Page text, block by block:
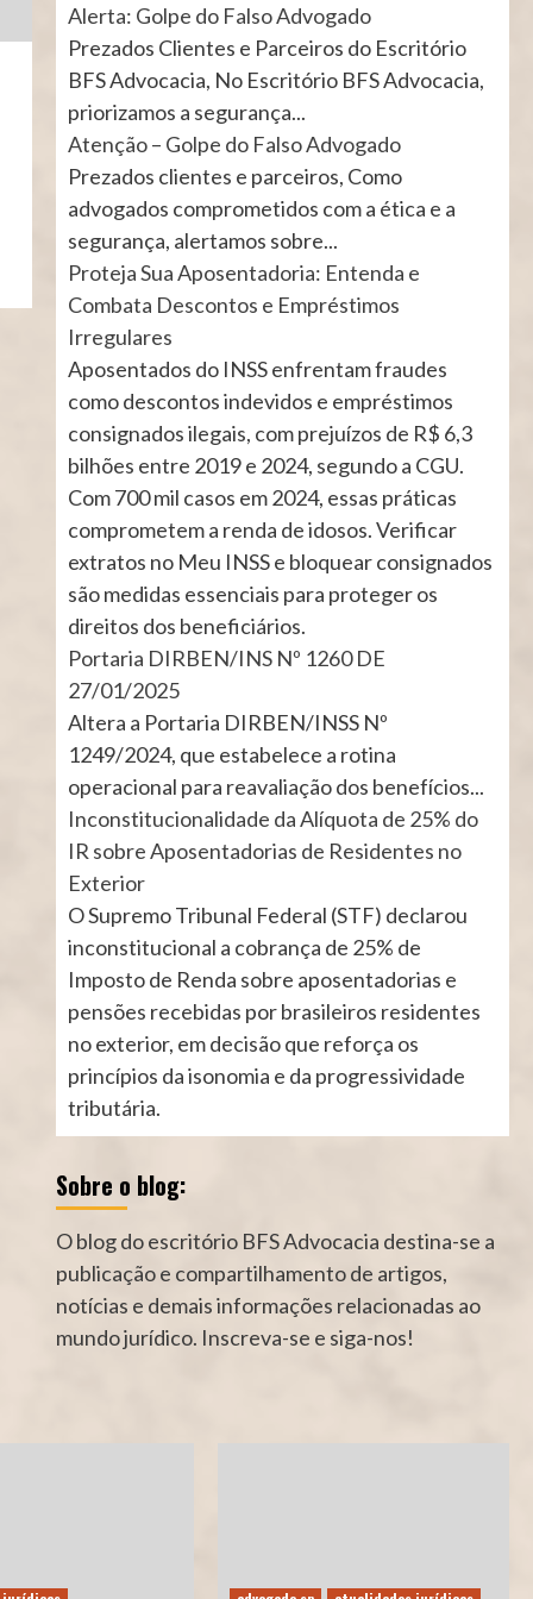
Alerta: Golpe do Falso Advogado
Prezados Clientes e Parceiros do Escritório
BFS Advocacia, No Escritório BFS Advocacia,
priorizamos a segurança...
Atenção – Golpe do Falso Advogado
Prezados clientes e parceiros, Como
advogados comprometidos com a ética e a
segurança, alertamos sobre...
Proteja Sua Aposentadoria: Entenda e
Combata Descontos e Empréstimos
Irregulares
Aposentados do INSS enfrentam fraudes
como descontos indevidos e empréstimos
consignados ilegais, com prejuízos de R$ 6,3
bilhões entre 2019 e 2024, segundo a CGU.
Com 700 mil casos em 2024, essas práticas
comprometem a renda de idosos. Verificar
extratos no Meu INSS e bloquear consignados
são medidas essenciais para proteger os
direitos dos beneficiários.
Portaria DIRBEN/INS Nº 1260 DE
27/01/2025
Altera a Portaria DIRBEN/INSS Nº
1249/2024, que estabelece a rotina
operacional para reavaliação dos benefícios...
Inconstitucionalidade da Alíquota de 25% do
IR sobre Aposentadorias de Residentes no
Exterior
O Supremo Tribunal Federal (STF) declarou
inconstitucional a cobrança de 25% de
Imposto de Renda sobre aposentadorias e
pensões recebidas por brasileiros residentes
no exterior, em decisão que reforça os
princípios da isonomia e da progressividade
tributária.
Sobre o blog:
O blog do escritório BFS Advocacia destina-se a
publicação e compartilhamento de artigos,
notícias e demais informações relacionadas ao
mundo jurídico. Inscreva-se e siga-nos!